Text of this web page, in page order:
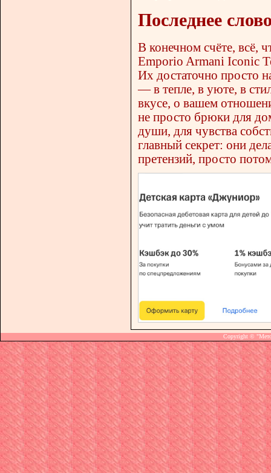
Последнее
В конечном счёте, всё,
Emporio Armani Iconic
Их достаточно просто
— в тепле, в уюте, в
вкусе, о вашем
не просто брюки для
души, для чувства
главный секрет: они
претензий, просто
Copyright ©